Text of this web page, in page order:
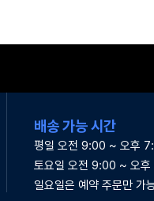
배송 가능 시간
평일 오전 9:00 ~ 오후
토요일 오전 9:00 ~ 오
일요일은 예약 주문만 가